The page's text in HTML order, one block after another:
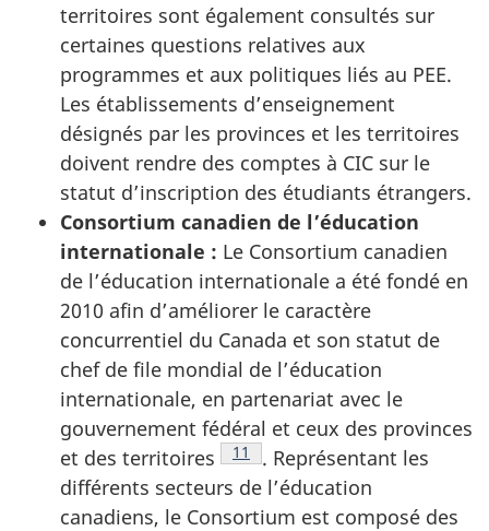
territoires sont également consultés sur
certaines questions relatives aux
programmes et aux politiques liés au PEE.
Les établissements d’enseignement
désignés par les provinces et les territoires
doivent rendre des comptes à CIC sur le
statut d’inscription des étudiants étrangers.
Consortium canadien de l’éducation
internationale : Le Consortium canadien
de l’éducation internationale a été fondé en
2010 afin d’améliorer le caractère
concurrentiel du Canada et son statut de
chef de file mondial de l’éducation
internationale, en partenariat avec le
gouvernement fédéral et ceux des provinces
et des territoires
Note de bas de page
11
. Représentant les
différents secteurs de l’éducation
canadiens, le Consortium est composé des